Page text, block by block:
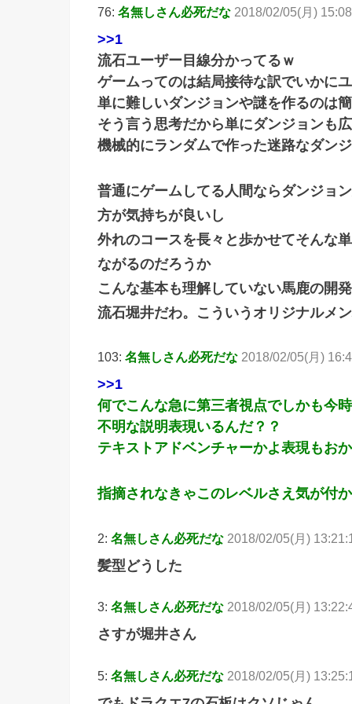
76: 名無しさん必死だな 2018/02/05(月)
>>1
流石ユーザー目線分かってるｗ
ゲームってのは結局接待な訳でいかに
単に難しいダンジョンや謎を作るのは
そう言う思考だから単にダンジョンも
機械的にランダムで作った迷路なダン
普通にゲームしてる人間ならダンジョ
方が気持ちが良いし
外れのコースを長々と歩かせてそんな
ながるのだろうか
こんな基本も理解していない馬鹿の開
流石堀井だわ。こういうオリジナルメ
103: 名無しさん必死だな 2018/02/05(月)
>>1
何でこんな急に第三者視点でしかも今
不明な説明表現いるんだ？？
テキストアドベンチャーかよ表現もお
指摘されなきゃこのレベルさえ気が付
2: 名無しさん必死だな 2018/02/05(月)
髪型どうした
3: 名無しさん必死だな 2018/02/05(月)
さすが堀井さん
5: 名無しさん必死だな 2018/02/05(月)